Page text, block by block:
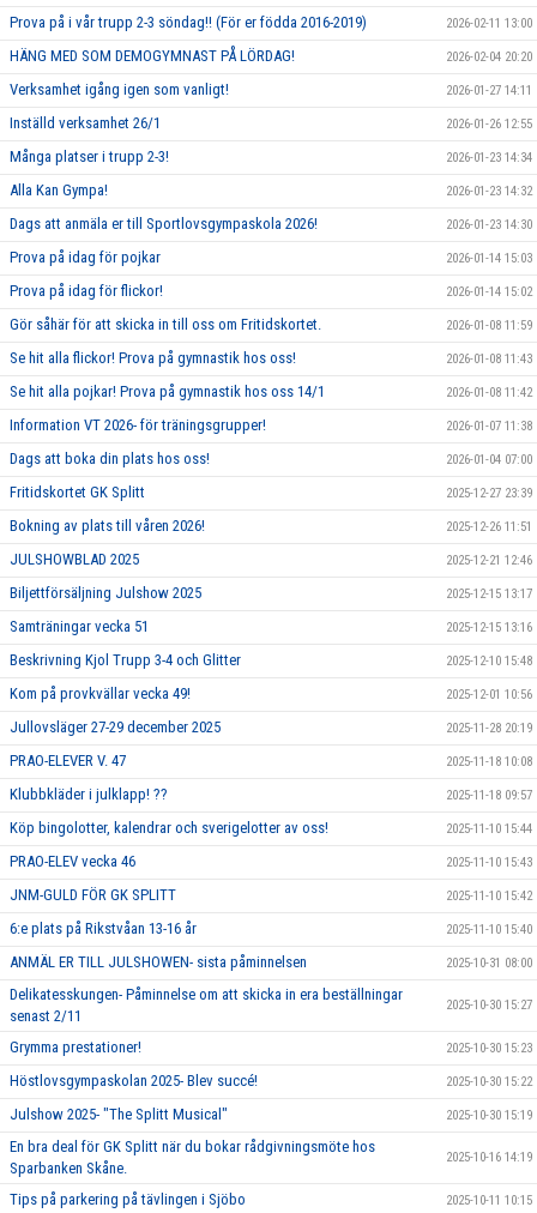
Prova på i vår trupp 2-3 söndag!! (För er födda 2016-2019) 2026-02-11 13:00
HÄNG MED SOM DEMOGYMNAST PÅ LÖRDAG! 2026-02-04 20:20
Verksamhet igång igen som vanligt! 2026-01-27 14:11
Inställd verksamhet 26/1 2026-01-26 12:55
Många platser i trupp 2-3! 2026-01-23 14:34
Alla Kan Gympa! 2026-01-23 14:32
Dags att anmäla er till Sportlovsgympaskola 2026! 2026-01-23 14:30
Prova på idag för pojkar 2026-01-14 15:03
Prova på idag för flickor! 2026-01-14 15:02
Gör såhär för att skicka in till oss om Fritidskortet. 2026-01-08 11:59
Se hit alla flickor! Prova på gymnastik hos oss! 2026-01-08 11:43
Se hit alla pojkar! Prova på gymnastik hos oss 14/1 2026-01-08 11:42
Information VT 2026- för träningsgrupper! 2026-01-07 11:38
Dags att boka din plats hos oss! 2026-01-04 07:00
Fritidskortet GK Splitt 2025-12-27 23:39
Bokning av plats till våren 2026! 2025-12-26 11:51
JULSHOWBLAD 2025 2025-12-21 12:46
Biljettförsäljning Julshow 2025 2025-12-15 13:17
Samträningar vecka 51 2025-12-15 13:16
Beskrivning Kjol Trupp 3-4 och Glitter 2025-12-10 15:48
Kom på provkvällar vecka 49! 2025-12-01 10:56
Jullovsläger 27-29 december 2025 2025-11-28 20:19
PRAO-ELEVER V. 47 2025-11-18 10:08
Klubbkläder i julklapp! ?? 2025-11-18 09:57
Köp bingolotter, kalendrar och sverigelotter av oss! 2025-11-10 15:44
PRAO-ELEV vecka 46 2025-11-10 15:43
JNM-GULD FÖR GK SPLITT 2025-11-10 15:42
6:e plats på Rikstvåan 13-16 år 2025-11-10 15:40
ANMÄL ER TILL JULSHOWEN- sista påminnelsen 2025-10-31 08:00
Delikatesskungen- Påminnelse om att skicka in era beställningar
senast 2/11
2025-10-30 15:27
Grymma prestationer! 2025-10-30 15:23
Höstlovsgympaskolan 2025- Blev succé! 2025-10-30 15:22
Julshow 2025- "The Splitt Musical" 2025-10-30 15:19
En bra deal för GK Splitt när du bokar rådgivningsmöte hos
Sparbanken Skåne.
2025-10-16 14:19
Tips på parkering på tävlingen i Sjöbo 2025-10-11 10:15